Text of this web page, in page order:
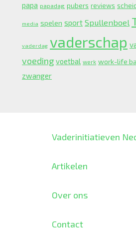
papa papadag pubers reviews
media spelen sport Spullenboel
vaderdag vaderschap
voeding voetbal werk work-life
zwanger
Vaderinitiatieven
Artikelen
Over ons
Contact